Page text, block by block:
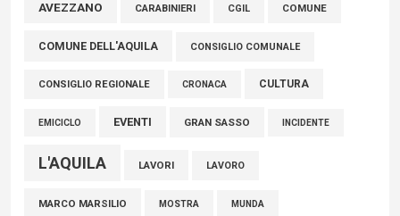
Marcinelle, Verrecchia (FdI): "Un minuto di raccoglimento in
connazionali tra cui molti abruzzesi"
06 Agosto 2026
AVEZZANO CARABINIERI CGIL COMUNE
COMUNE DELL'AQUILA CONSIGLIO COMUNALE
CONSIGLIO REGIONALE CRONACA CULTURA
EMICICLO EVENTI GRAN SASSO INCIDENTE
L'AQUILA LAVORI LAVORO
MARCO MARSILIO MOSTRA MUNDA